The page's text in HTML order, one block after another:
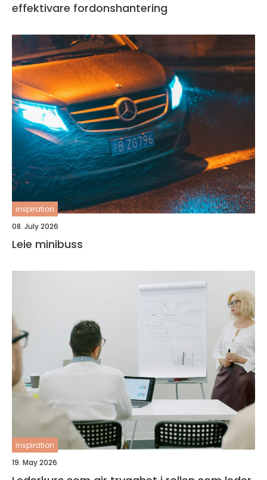
effektivare fordonshantering
inspiration
08. July 2026
Leie minibuss
inspiration
19. May 2026